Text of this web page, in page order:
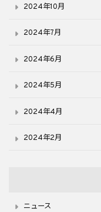
2024年10月
2024年7月
2024年6月
2024年5月
2024年4月
2024年2月
ニュース